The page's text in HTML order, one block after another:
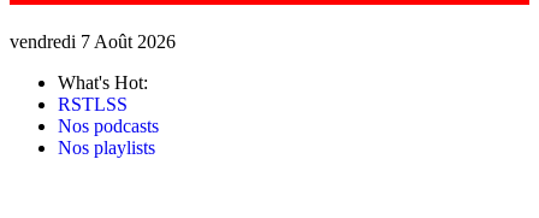
vendredi 7 Août 2026
What's Hot:
RSTLSS
Nos podcasts
Nos playlists